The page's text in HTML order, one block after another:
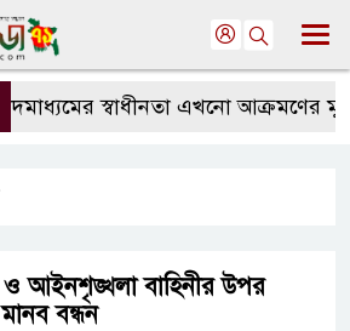
স্বাধীনতা এখনো আক্রমণের
ও আইনশৃঙ্খলা বাহিনীর উপর
বন্ধন